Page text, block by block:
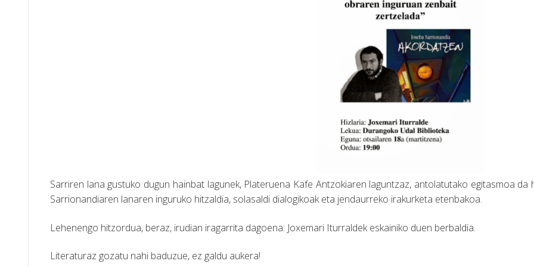
Sarriren lana gustuko dugun hainbat lagunek, Plateruena Kafe Antzokiaren laguntzaz, antolatutako egitasmoa
Sarrionandiaren lanaren inguruko hitzaldia, solasaldi dialogikoak eta jendaurreko irakurketa etenbakoa.
Lehenengo hitzordua, beraz, irudian iragarrita dagoena: Joxemari Iturraldek eskainiko duen berbaldia.
Literaturaz gozatu nahi baduzue, ez galdu aukera!